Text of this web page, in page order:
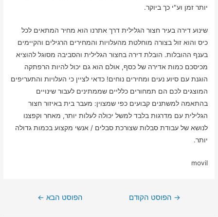
יותר זמן וע"י כך ביוקר.
שינוע דירה בעיר חצור הגלילית דרך אתרנו הוא מחיר המתאים לכל
כיס והוא זול בצורה מוחלטת מהעלויות והמחירים הרגילים והקיימים
בענף ההובלות. הובלת דירה בחצור הגלילית והסביבה מסוגל להוציא
מכיסכם כמות אדירה של כסף, אולם הוא גם יכול להיות הרפתקה
הוגנת עם סיוע נעים ומחירים נוחים! כדאי לציין כי העלויות והתעריפים
המוצגים לכם הם תמחורים כלליים שממתינים לעבור שינויים
בהתאמה למשתנים קבועים כפי שמצוין: מעבר בית באיזור חצור
הגלילית עם מדרגות בלבד למשל יכולה לעלות יותר, מאחר וקפצנו
לנושא של עבודת סבלות שצורכת סבלים / אנשי מקצוע בכמות גדולה
יותר.
movil
ניווט
→ הפוסט הקודם הפוסט הבא ←